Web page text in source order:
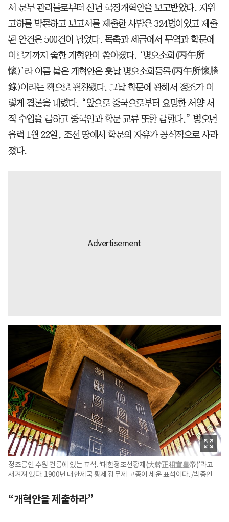
서 문무 관리들로부터 신년 국정개혁안을 보고받았다. 지위
고하를 막론하고 보고서를 제출한 사람은 324명이었고 제출
된 안건은 500건이 넘었다. 목축과 세금에서 무역과 학문에
이르기까지 숱한 개혁안이 쏟아졌다. ‘병오소회(丙午所
懷)’라 이름 붙은 개혁안은 훗날 병오소회등록(丙午所懷謄
錄)이라는 책으로 편찬됐다. 그날 학문에 관해서 정조가 이
렇게 결론을 내렸다. “앞으로 중국으로부터 요망한 서양 서
적 수입을 금하고 중국인과 학문 교류 또한 금한다.” 병오년
음력 1월 22일, 조선 땅에서 학문의 자유가 공식적으로 사라
졌다.
정조릉인 수원 건릉에 있는 표석. ‘대한정조선황제(大韓正祖宣皇帝)’라고
새겨져 있다. 1900년 대한제국 황제 광무제 고종이 세운 표석이다. /박종인
“개혁안을 제출하라”